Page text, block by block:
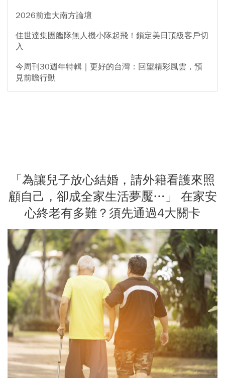
2026前進大南方論壇
佳世達集團艦隊無人機小隊起飛！鎖定美日頂級客戶切
入
今周刊30週年特輯｜更好的台灣：回望精彩風雲，預
見前瞻行動
「為讓兒子放心結婚，請外籍看護來照
顧自己，卻成全家生活夢魘…」 在家安
心終老有多難？須先通過4大關卡